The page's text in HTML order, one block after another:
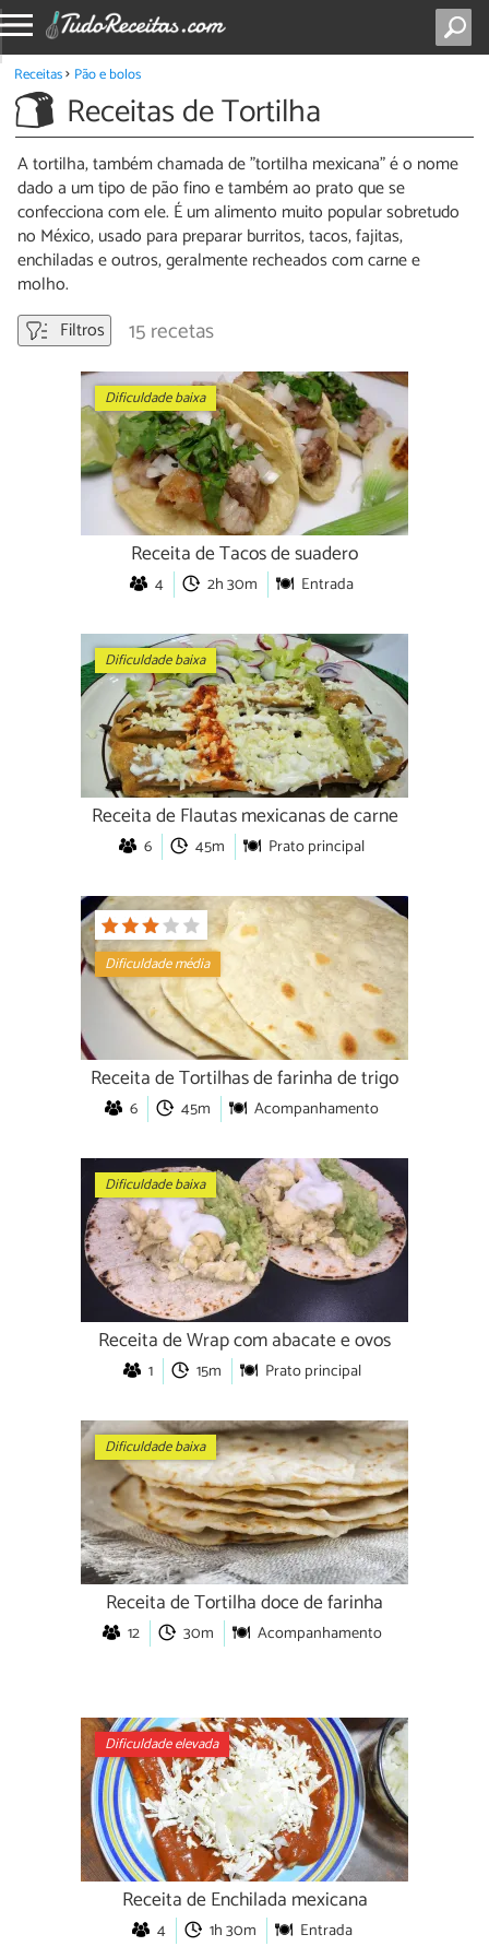
Receitas Pão e bolos
Receitas de Tortilha
A tortilha, também chamada de "tortilha mexicana" é o nome
dado a um tipo de pão fino e também ao prato que se
confecciona com ele. É um alimento muito popular sobretudo
no México, usado para preparar burritos, tacos, fajitas,
enchiladas e outros, geralmente recheados com carne e
molho.
Filtros
15 recetas
Dificuldade baixa
Receita de Tacos de suadero
4 2h 30m Entrada
Dificuldade baixa
Receita de Flautas mexicanas de carne
6 45m Prato principal
Dificuldade média
Receita de Tortilhas de farinha de trigo
6 45m Acompanhamento
Dificuldade baixa
Receita de Wrap com abacate e ovos
1 15m Prato principal
Dificuldade baixa
Receita de Tortilha doce de farinha
12 30m Acompanhamento
Dificuldade elevada
Receita de Enchilada mexicana
4 1h 30m Entrada